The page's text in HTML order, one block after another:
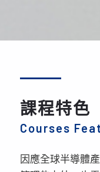
課程特色
Courses
因應全球半導體